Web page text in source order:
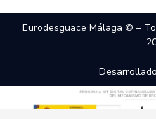
Eurodesguace Málaga © –